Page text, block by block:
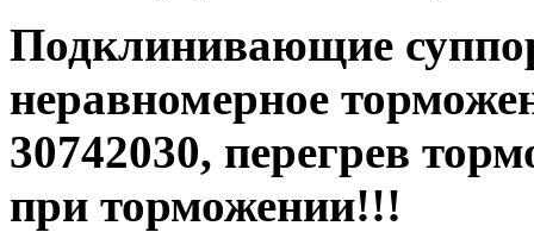
Подклинивающие
неравномерное
30742030, перегрев
при торможении!!!